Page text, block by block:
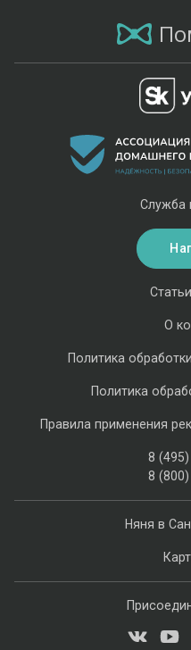
Няня в
О
Политика
Политика
Правила применения
8
8
Служба